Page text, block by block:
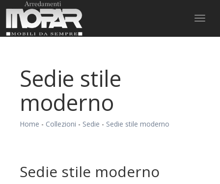
Sedie stile
moderno
Home - Collezioni - Sedie - Sedie stile moderno
Sedie stile moderno